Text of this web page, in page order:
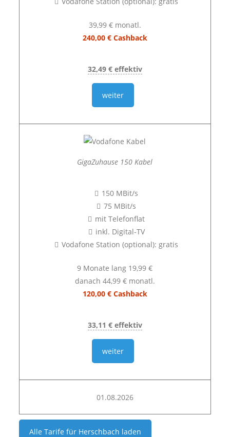
39,99 € monatl.
240,00 € Cashback
32,49 € effektiv
weiter
GigaZuhause 150 Kabel
150 MBit/s
75 MBit/s
mit Telefonflat
inkl. Digital-TV
Vodafone Station (optional): gratis
9 Monate lang 19,99 €
danach 44,99 € monatl.
120,00 € Cashback
33,11 € effektiv
weiter
01.08.2026
Alle Tarife für Herschbach laden